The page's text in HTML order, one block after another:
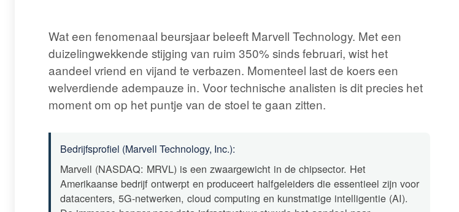
Wat een fenomenaal beursjaar beleeft Marvell Technology. Met een
duizelingwekkende stijging van ruim 350% sinds februari, wist het
aandeel vriend en vijand te verbazen. Momenteel last de koers een
welverdiende adempauze in. Voor technische analisten is dit precies het
moment om op het puntje van de stoel te gaan zitten.
Bedrijfsprofiel (Marvell Technology, Inc.):
Marvell (NASDAQ: MRVL) is een zwaargewicht in de chipsector. Het
Amerikaanse bedrijf ontwerpt en produceert halfgeleiders die essentieel zijn voor
datacenters, 5G-netwerken, cloud computing en kunstmatige intelligentie (AI).